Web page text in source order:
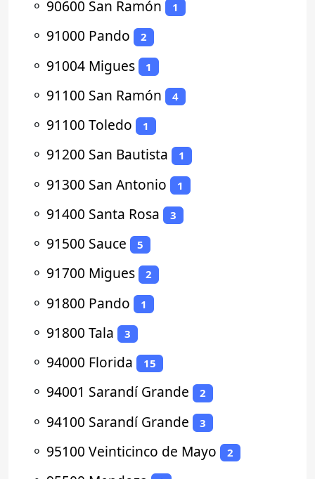
⚬ 90600 San Ramón 1
⚬ 91000 Pando 2
⚬ 91004 Migues 1
⚬ 91100 San Ramón 4
⚬ 91100 Toledo 1
⚬ 91200 San Bautista 1
⚬ 91300 San Antonio 1
⚬ 91400 Santa Rosa 3
⚬ 91500 Sauce 5
⚬ 91700 Migues 2
⚬ 91800 Pando 1
⚬ 91800 Tala 3
⚬ 94000 Florida 15
⚬ 94001 Sarandí Grande 2
⚬ 94100 Sarandí Grande 3
⚬ 95100 Veinticinco de Mayo 2